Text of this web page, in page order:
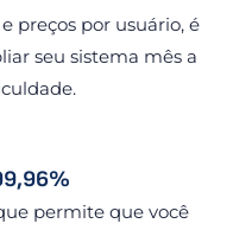
preços por usuário, é
seu sistema mês a
permite que você